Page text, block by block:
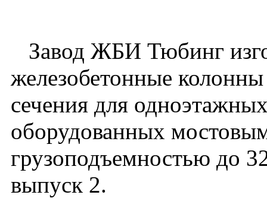
Завод ЖБИ Тюбинг
железобетонные
сечения для
оборудованных
грузоподъемностью до
выпуск 2.